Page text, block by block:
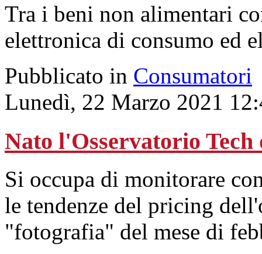
Tra i beni non alimentari
elettronica di consumo ed
Pubblicato in Consumatori
Lunedì, 22 Marzo 2021
Nato l'Osservatorio Tech
Si occupa di monitorare
le tendenze del pricing
"fotografia" del mese di